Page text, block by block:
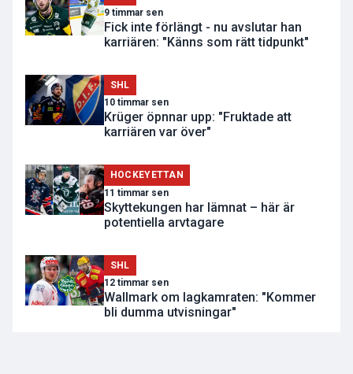
9 timmar sen
Fick inte förlängt - nu avslutar han
karriären: "Känns som rätt tidpunkt"
SHL
10 timmar sen
Krüger öpnnar upp: "Fruktade att
karriären var över"
HOCKEYETTAN
11 timmar sen
Skyttekungen har lämnat – här är
potentiella arvtagare
SHL
12 timmar sen
Wallmark om lagkamraten: "Kommer
bli dumma utvisningar"